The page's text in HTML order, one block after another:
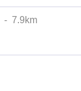
- 7.9km